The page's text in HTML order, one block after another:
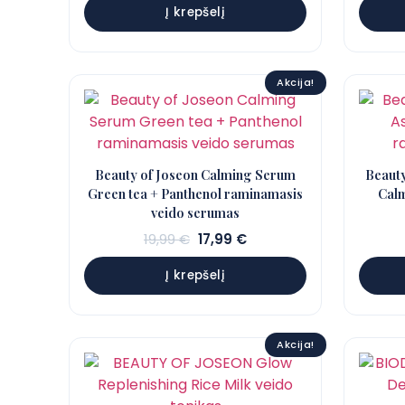
19,99 €.
Į krepšelį
Akcija!
Beauty of Joseon Calming Serum
Green tea + Panthenol raminamasis
veido serumas
19,99€ Sena
kaina:
19,99 €.
17,99 €Dabartinė
kaina:
Į krepšelį
Akcija!